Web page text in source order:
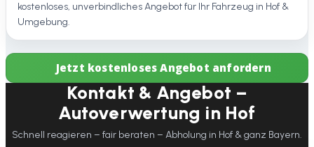
kostenloses, unverbindliches Angebot für Ihr Fahrzeug in Hof &
Umgebung.
Jetzt kostenloses Angebot anfordern
Kontakt & Angebot –
Autoverwertung in Hof
Schnell reagieren – fair beraten – Abholung in Hof & ganz Bayern.